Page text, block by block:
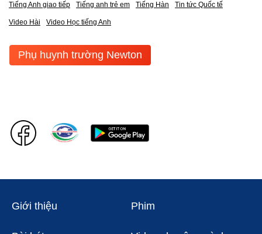
Tiếng Anh giao tiếp Tiếng anh trẻ em Tiếng Hàn Tin tức Quốc tế
Video Hài Video Học tiếng Anh
Phụ huynh trường Newton
Giới thiệu Phim